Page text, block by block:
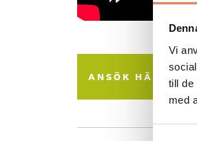
Vi
till de
med
ANSÖK HÄR